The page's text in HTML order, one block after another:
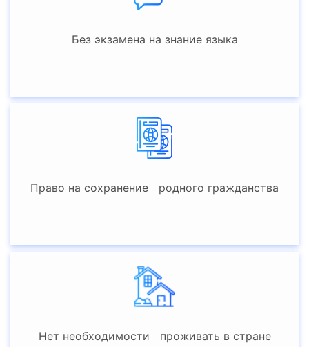
Без экзамена на знание языка
Право на сохранение родного гражданства
Нет необходимости проживать в стране